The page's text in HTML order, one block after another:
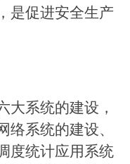
是促进安全生产
大系统的建设，
络系统的建设、
度统计应用系统